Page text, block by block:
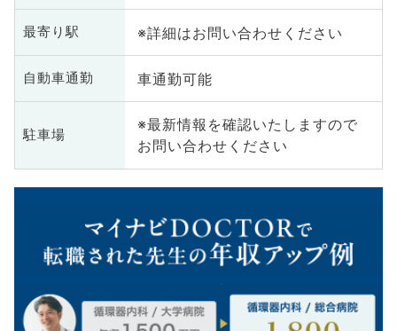
最寄り駅 ※詳細はお問い合わせください
自動車通勤 車通勤可能
駐車場
※最新情報を確認いたしますので
お問い合わせください